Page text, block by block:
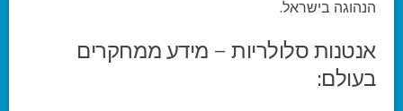
הנהוגה בישראל.
אנטנות סלולריות – מידע ממחקרים
בעולם: